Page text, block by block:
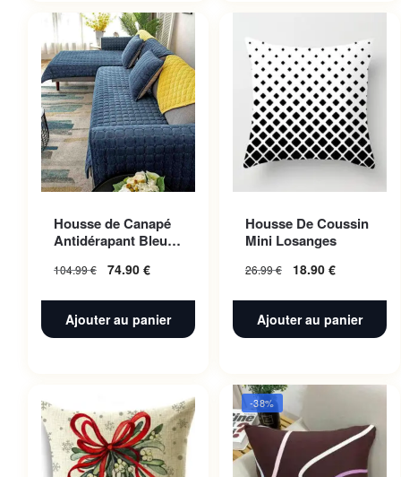
Housse de Canapé
Antidérapant Bleu
104.99€ 74.90 €
Ajouter au panier
Housse De Coussin
Mini Losanges
26.99€ 18.90 €
Ajouter au panier
-38%